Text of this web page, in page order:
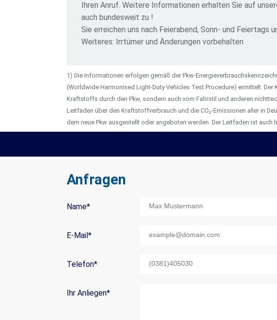
Ihren Anruf. Weitere Informationen erhalten Sie auf
auch bundesweit zu !
Sie erreichen uns nach Feierabend, Sonn- und
Weiteres: Irrtümer und Änderungen vorbehalten
1) Die Informationen erfolgen gemäß der Pkw-
(Worldwide Harmonised Light-Duty Vehicles Test Procedure) ermittelt.
Kraftstoffs durch den Pkw, sondern auch vom Fahrstil und anderen
Leitfaden über den Kraftstoffverbrauch und die CO₂-Emissionen aller in
dem neue Pkw ausgestellt oder angeboten werden. Der Leitfaden ist
Anfragen
Mail Title:
Name*
E-Mail *
Telefon*
Ihr Anliegen*